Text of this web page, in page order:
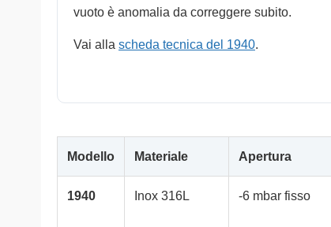
vuoto è anomalia da correggere subito.
Vai alla scheda tecnica del 1940.
Modello Materiale Apertura
1940 Inox 316L -6 mbar fisso